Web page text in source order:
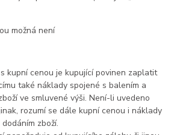
možná není
kupní cenou je kupující povinen zaplatit
také náklady spojené s balením a
ve smluvené výši. Není-li uvedeno
rozumí se dále kupní cenou i náklady
zboží.